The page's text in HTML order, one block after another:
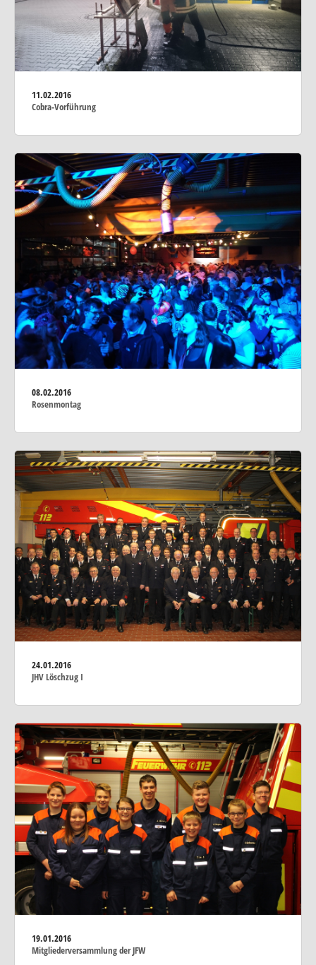
11.02.2016
Cobra-Vorführung
08.02.2016
Rosenmontag
24.01.2016
JHV Löschzug I
19.01.2016
Mitgliederversammlung der JFW